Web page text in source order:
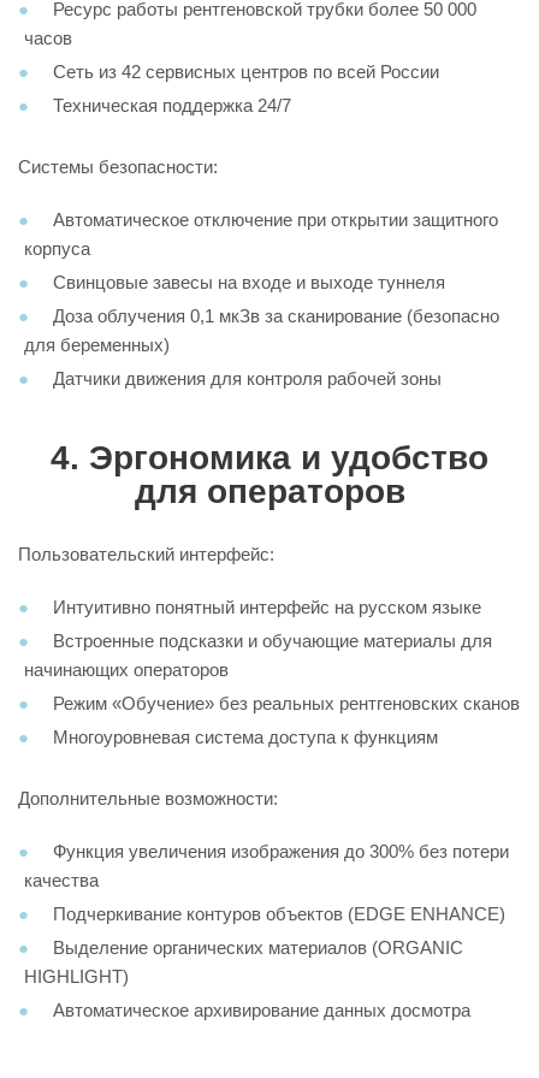
Ресурс работы рентгеновской трубки более 50 000
часов
Сеть из 42 сервисных центров по всей России
Техническая поддержка 24/7
Системы безопасности:
Автоматическое отключение при открытии защитного
корпуса
Свинцовые завесы на входе и выходе туннеля
Доза облучения 0,1 мкЗв за сканирование (безопасно
для беременных)
Датчики движения для контроля рабочей зоны
4. Эргономика и удобство
для операторов
Пользовательский интерфейс:
Интуитивно понятный интерфейс на русском языке
Встроенные подсказки и обучающие материалы для
начинающих операторов
Режим «Обучение» без реальных рентгеновских сканов
Многоуровневая система доступа к функциям
Дополнительные возможности:
Функция увеличения изображения до 300% без потери
качества
Подчеркивание контуров объектов (EDGE ENHANCE)
Выделение органических материалов (ORGANIC
HIGHLIGHT)
Автоматическое архивирование данных досмотра